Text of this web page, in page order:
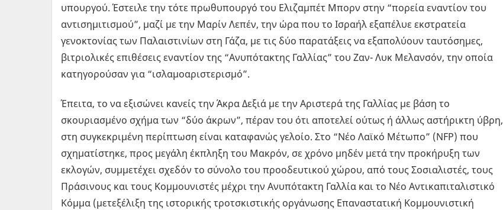
υπουργού. Έστειλε την τότε πρωθυπουργό του Ελιζαμπέτ Μπορν στην “πορεία εναντίον του
αντισημιτισμού”, μαζί με την Μαρίν Λεπέν, την ώρα που το Ισραήλ εξαπέλυε εκστρατεία
γενοκτονίας των Παλαιστινίων στη Γάζα, με τις δύο παρατάξεις να εξαπολύουν ταυτόσημες,
βιτριολικές επιθέσεις εναντίον της “Ανυπότακτης Γαλλίας” του Ζαν- Λυκ Μελανσόν, την οποία
κατηγορούσαν για “ισλαμοαριστερισμό”.
Έπειτα, το να εξισώνει κανείς την Άκρα Δεξιά με την Αριστερά της Γαλλίας με βάση το
σκουριασμένο σχήμα των “δύο άκρων”, πέραν του ότι αποτελεί ούτως ή άλλως αστήρικτη ύβρη,
στη συγκεκριμένη περίπτωση είναι καταφανώς γελοίο. Στο “Νέο Λαϊκό Μέτωπο” (NFP) που
σχηματίστηκε, προς μεγάλη έκπληξη του Μακρόν, σε χρόνο μηδέν μετά την προκήρυξη των
εκλογών, συμμετέχει σχεδόν το σύνολο του προοδευτικού χώρου, από τους Σοσιαλιστές, τους
Πράσινους και τους Κομμουνιστές μέχρι την Ανυπότακτη Γαλλία και το Νέο Αντικαπιταλιστικό
Κόμμα (μετεξέλιξη της ιστορικής τροτσκιστικής οργάνωσης Επαναστατική Κομμουνιστική